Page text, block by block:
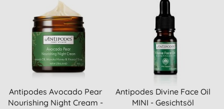
Antipodes Avocado Pear
Nourishing Night Cream -
Antipodes Divine Face Oil
MINI - Gesichtsöl